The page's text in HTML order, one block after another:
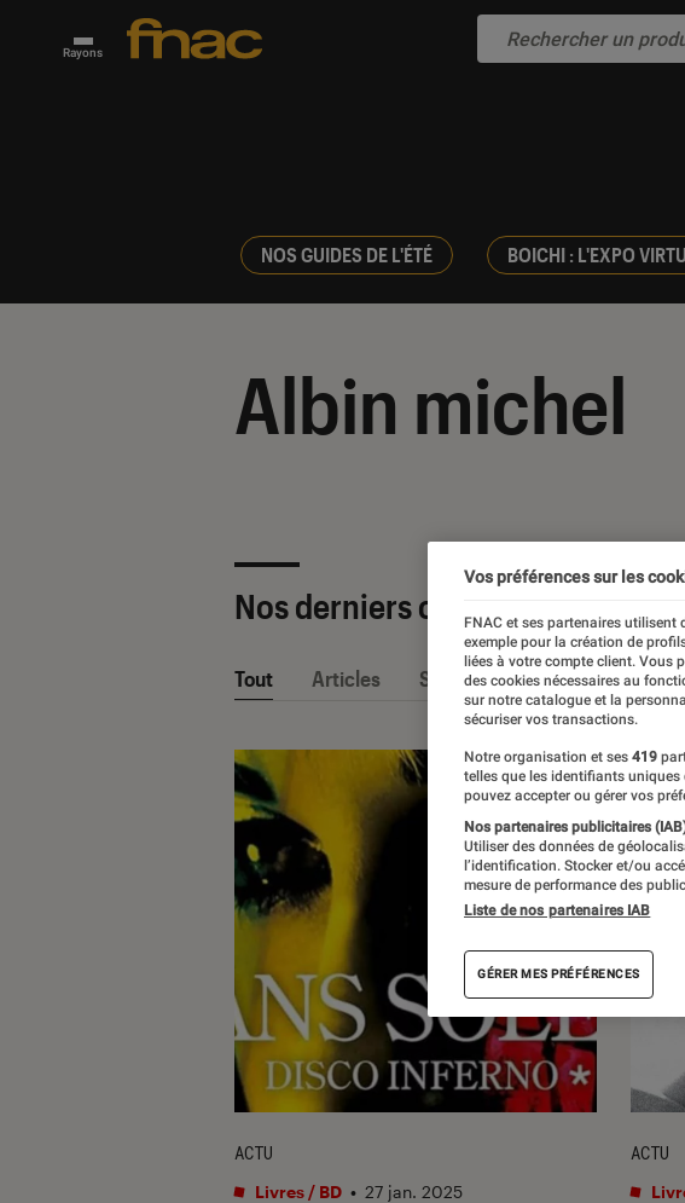
Rayons
NOS GUIDES DE L'ÉTÉ BOICHI : L'EXPO
Albin michel
Nos derniers contenus
Tout Articles Sélections et guides
ACTU
Livres / BD • 27 jan. 2025
ACTU
Vos préférences sur les
FNAC et ses partenaires
exemple pour la création de
liées à votre compte client. Vous
des cookies nécessaires au
sur notre catalogue et la
sécuriser vos transactions.
Notre organisation et ses 419
telles que les identifiants
pouvez accepter ou gérer vos
Nos partenaires publicitaires
Utiliser des données de
l’identification. Stocker et/ou
mesure de performance des
Liste de nos partenaires IAB
GÉRER MES PRÉFÉRENCES